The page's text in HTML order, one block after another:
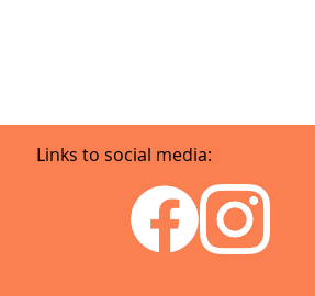
Links to social media: